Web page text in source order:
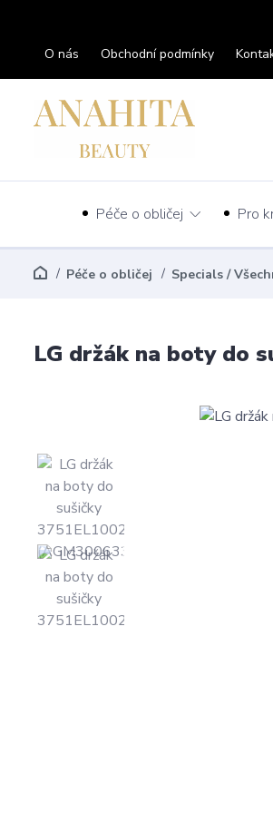
O nás Obchodní podmínky
Péče o obličej Pro
Péče o obličej Specials /
LG držák na boty do